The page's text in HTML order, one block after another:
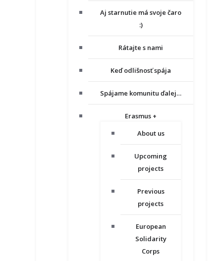
Aj starnutie má svoje čaro
:)
Rátajte s nami
Keď odlišnosť spája
Spájame komunitu ďalej…
Erasmus +
About us
Upcoming
projects
Previous
projects
European
Solidarity
Corps